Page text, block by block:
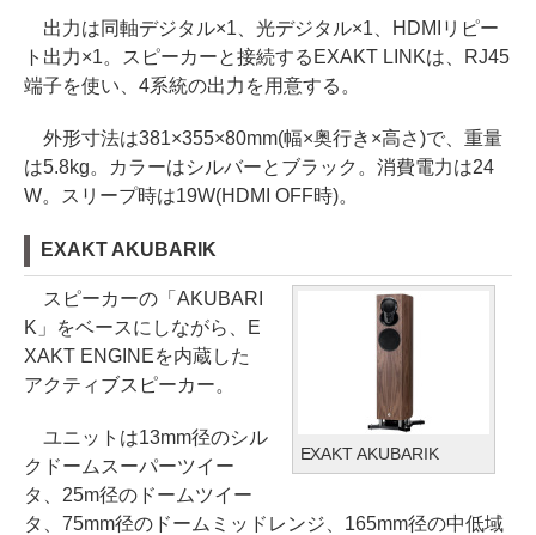
出力は同軸デジタル×1、光デジタル×1、HDMIリピー
ト出力×1。スピーカーと接続するEXAKT LINKは、RJ45
端子を使い、4系統の出力を用意する。
外形寸法は381×355×80mm(幅×奥行き×高さ)で、重量
は5.8kg。カラーはシルバーとブラック。消費電力は24
W。スリープ時は19W(HDMI OFF時)。
EXAKT AKUBARIK
EXAKT AKUBARIK
スピーカーの「AKUBARI
K」をベースにしながら、E
XAKT ENGINEを内蔵した
アクティブスピーカー。
ユニットは13mm径のシル
クドームスーパーツイー
タ、25m径のドームツイー
タ、75mm径のドームミッドレンジ、165mm径の中低域